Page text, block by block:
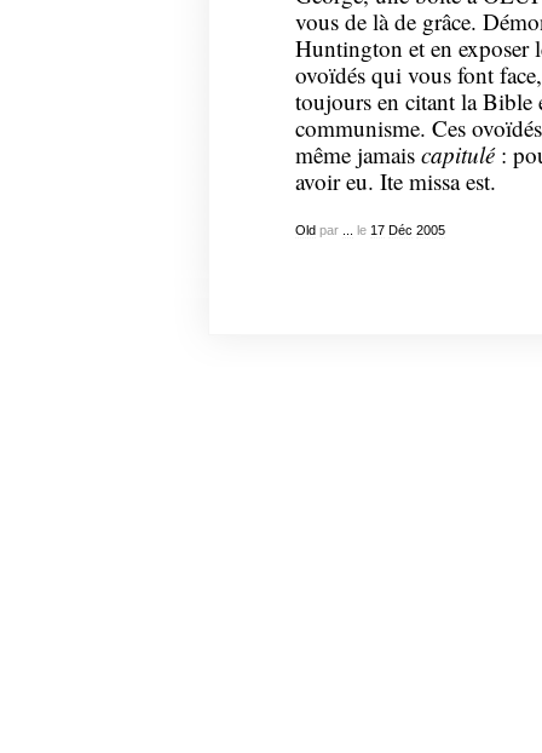
vous de là de grâce.
Huntington et en exposer
ovoïdés qui vous font
toujours en citant la
communisme. Ces
même jamais capitulé:
avoir eu. Ite missa est.
Oldpar le 17 Déc 2005